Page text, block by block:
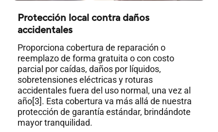
Protección local contra daños
accidentales
Proporciona cobertura de reparación o
reemplazo de forma gratuita o con costo
parcial por caídas, daños por líquidos,
sobretensiones eléctricas y roturas
accidentales fuera del uso normal, una vez al
año[3]. Esta cobertura va más allá de nuestra
protección de garantía estándar, brindándote
mayor tranquilidad.